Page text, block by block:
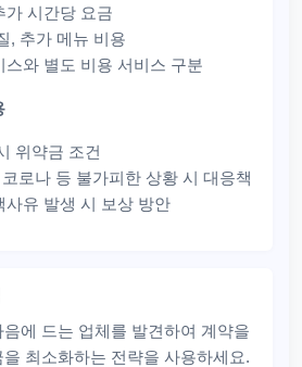
가 시간당 요금
, 추가 메뉴 비용
스와 별도 비용 서비스 구분
위약금 조건
로나 등 불가피한 상황 시 대응책
사유 발생 시 보상 방안
에 드는 업체를 발견하여 계약을
최소화하는 전략을 사용하세요.